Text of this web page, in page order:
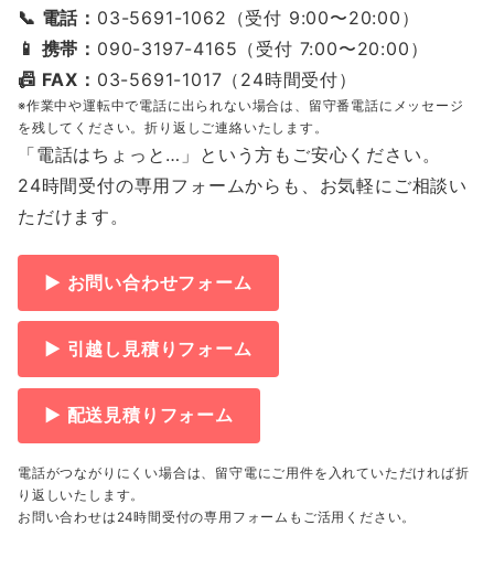
📞 電話： 03-5691-1062（受付 9:00〜20:00）
📱 携帯： 090-3197-4165（受付 7:00〜20:00）
📠 FAX： 03-5691-1017（24時間受付）
※作業中や運転中で電話に出られない場合は、留守番電話にメッセージ
を残してください。折り返しご連絡いたします。
「電話はちょっと…」という方もご安心ください。
24時間受付の専用フォームからも、お気軽にご相談い
ただけます。
▶ お問い合わせフォーム
▶ 引越し見積りフォーム
▶ 配送見積りフォーム
電話がつながりにくい場合は、留守電にご用件を入れていただければ折
り返しいたします。
お問い合わせは24時間受付の専用フォームもご活用ください。